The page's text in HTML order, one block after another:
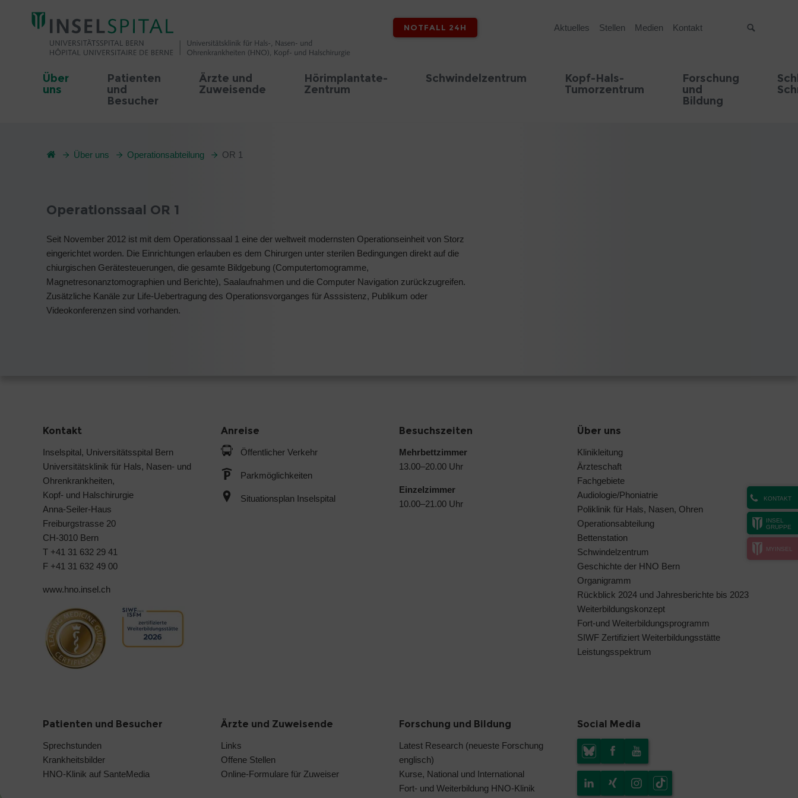
NOTFALL 24H Aktuelles Stellen Medien Kontakt
Über
uns
Patienten
und
Besucher
Ärzte und
Zuweisende
Hörimplantate-
Zentrum
Schwindelzentrum
Kopf-Hals-
Tumorzentrum
Forschung
und
Bildung
KONTAKT
INSEL
GRUPPE
MYINSEL
Über uns Operationsabteilung OR 1
Operationssaal OR 1
Seit November 2012 ist mit dem Operationssaal 1 eine der weltweit modernsten Operationseinheit von Storz
eingerichtet worden. Die Einrichtungen erlauben es dem Chirurgen unter sterilen Bedingungen direkt auf die
chiurgischen Gerätesteuerungen, die gesamte Bildgebung (Computertomogramme,
Magnetresonanztomographien und Berichte), Saalaufnahmen und die Computer Navigation zurückzugreifen.
Zusätzliche Kanäle zur Life-Uebertragung des Operationsvorganges für Asssistenz, Publikum oder
Videokonferenzen sind vorhanden.
Kontakt
Inselspital, Universitätsspital Bern
Universitätsklinik für Hals, Nasen- und
Ohrenkrankheiten,
Kopf- und Halschirurgie
Anna-Seiler-Haus
Freiburgstrasse 20
CH-3010 Bern
T +41 31 632 29 41
F +41 31 632 49 00
www.hno.insel.ch
Anreise
Öffentlicher Verkehr
Parkmöglichkeiten
Situationsplan Inselspital
Besuchszeiten
Mehrbettzimmer
13.00–20.00 Uhr
Einzelzimmer
10.00–21.00 Uhr
Über uns
Klinikleitung
Ärzteschaft
Fachgebiete
Audiologie/Phoniatrie
Poliklinik für Hals, Nasen, Ohren
Operationsabteilung
Bettenstation
Schwindelzentrum
Geschichte der HNO Bern
Organigramm
Rückblick 2024 und Jahresberichte bis 2023
Weiterbildungskonzept
Fort-und Weiterbildungsprogramm
SIWF Zertifiziert Weiterbildungsstätte
Leistungsspektrum
Patienten und Besucher
Sprechstunden
Krankheitsbilder
HNO-Klinik auf SanteMedia
Ärzte und Zuweisende
Links
Offene Stellen
Online-Formulare für Zuweiser
Forschung und Bildung
Latest Research (neueste Forschung
englisch)
Kurse, National und International
Fort- und Weiterbildung HNO-Klinik
Social Media